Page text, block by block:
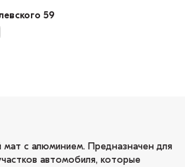
59
с алюминием. Предназначен для
автомобиля, которые